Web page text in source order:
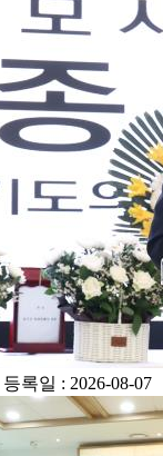
등록일 : 2026-08-07